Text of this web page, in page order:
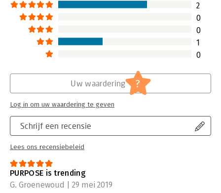
2
0
0
1
0
Schrijf een recensie
Lees ons recensiebeleid
Uw waardering ?
Log in om uw waardering te geven
PURPOSE is trending
G. Groenewoud | 29 mei 2019